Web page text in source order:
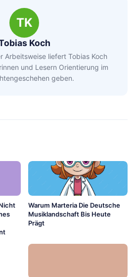
TK
Koch
Arbeitsweise liefert Tobias Koch
und Lesern Orientierung im
geben.
Warum Marteria Die Deutsche
Musiklandschaft Bis Heute
Prägt